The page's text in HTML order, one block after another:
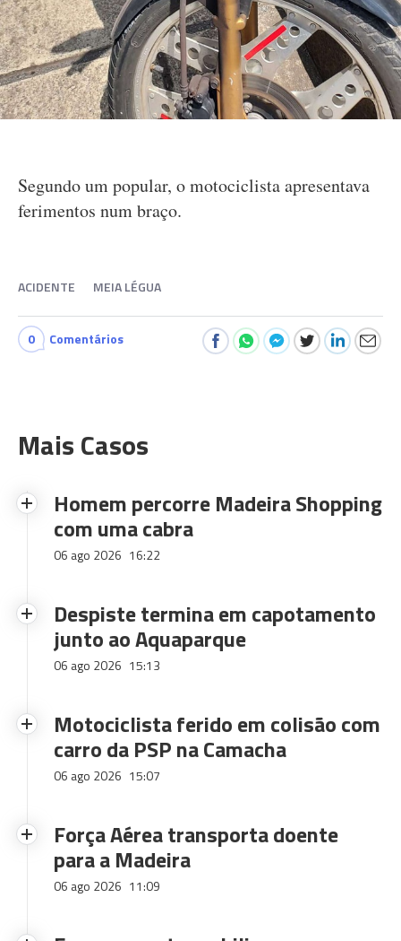
Segundo um popular, o motociclista apresentava
ferimentos num braço.
ACIDENTE MEIA LÉGUA
0 Comentários
Mais Casos
Homem percorre Madeira Shopping
com uma cabra
06 ago 2026 16:22
Despiste termina em capotamento
junto ao Aquaparque
06 ago 2026 15:13
Motociclista ferido em colisão com
carro da PSP na Camacha
06 ago 2026 15:07
Força Aérea transporta doente
para a Madeira
06 ago 2026 11:09